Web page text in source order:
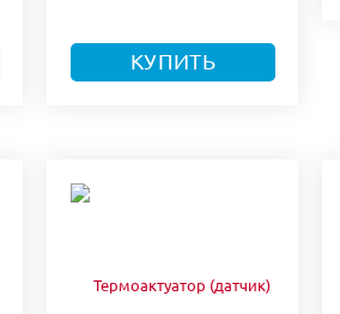
КУПИТЬ